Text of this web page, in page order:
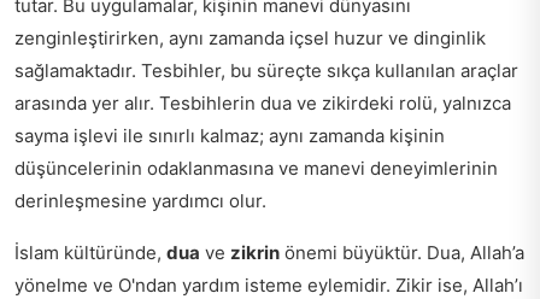
tutar. Bu uygulamalar, kişinin manevi dünyasını
zenginleştirirken, aynı zamanda içsel huzur ve dinginlik
sağlamaktadır. Tesbihler, bu süreçte sıkça kullanılan araçlar
arasında yer alır. Tesbihlerin dua ve zikirdeki rolü, yalnızca
sayma işlevi ile sınırlı kalmaz; aynı zamanda kişinin
düşüncelerinin odaklanmasına ve manevi deneyimlerinin
derinleşmesine yardımcı olur.
İslam kültüründe, dua ve zikrin önemi büyüktür. Dua, Allah’a
yönelme ve O'ndan yardım isteme eylemidir. Zikir ise, Allah’ı